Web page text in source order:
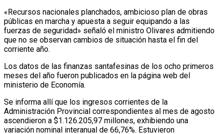
«Recursos nacionales planchados, ambicioso plan de obras
públicas en marcha y apuesta a seguir equipando a las
fuerzas de seguridad» señaló el ministro Olivares admitiendo
que no se observan cambios de situación hasta el fin del
corriente año.
Los datos de las finanzas santafesinas de los ocho primeros
meses del año fueron publicados en la página web del
ministerio de Economía.
Se informa allí que los ingresos corrientes de la
Administración Provincial correspondientes al mes de agosto
ascendieron a $1.126.205,97 millones, exhibiendo una
variación nominal interanual de 66,76%. Estuvieron